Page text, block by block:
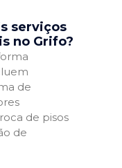
serviços
no Grifo?
de
de pisos
de